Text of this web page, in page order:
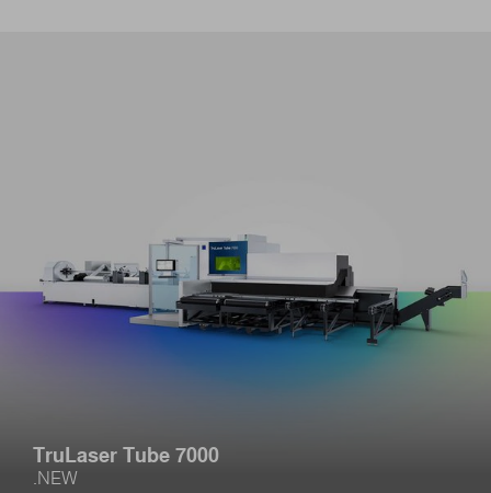
TruLaser Tube 7000
.NEW